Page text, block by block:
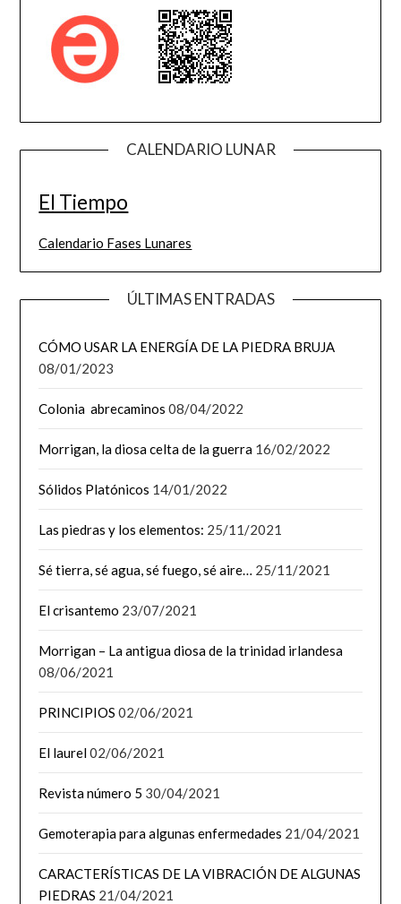
CALENDARIO LUNAR
El Tiempo
Calendario Fases Lunares
ÚLTIMAS ENTRADAS
CÓMO USAR LA ENERGÍA DE LA PIEDRA BRUJA
08/01/2023
Colonia abrecaminos 08/04/2022
Morrigan, la diosa celta de la guerra 16/02/2022
Sólidos Platónicos 14/01/2022
Las piedras y los elementos: 25/11/2021
Sé tierra, sé agua, sé fuego, sé aire… 25/11/2021
El crisantemo 23/07/2021
Morrigan – La antigua diosa de la trinidad irlandesa
08/06/2021
PRINCIPIOS 02/06/2021
El laurel02/06/2021
Revista número 5 30/04/2021
Gemoterapia para algunas enfermedades 21/04/2021
CARACTERÍSTICAS DE LA VIBRACIÓN DE ALGUNAS
PIEDRAS 21/04/2021